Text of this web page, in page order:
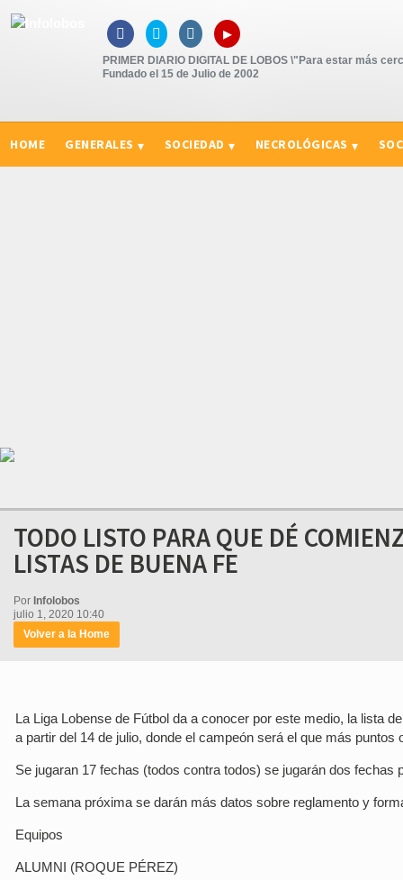
   ▸
PRIMER DIARIO DIGITAL DE LOBOS \"Para estar más
Fundado el 15 de Julio de 2002
HOME GENERALES SOCIEDAD NECROLÓGICAS
TODO LISTO PARA QUE DÉ
LISTAS DE BUENA FE
Por Infolobos
julio 1, 2020 10:40
Volver a la Home
La Liga Lobense de Fútbol da a conocer por este medio, la lista
a partir del 14 de julio, donde el campeón será el que más puntos
Se jugaran 17 fechas (todos contra todos) se jugarán dos fechas
La semana próxima se darán más datos sobre reglamento y
Equipos
ALUMNI (ROQUE PÉREZ)